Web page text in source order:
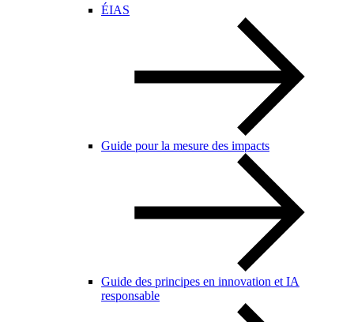
ÉIAS
Guide pour la mesure des impacts
Guide des principes en innovation et IA
responsable